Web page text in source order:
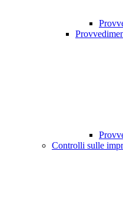
Controlli sulle